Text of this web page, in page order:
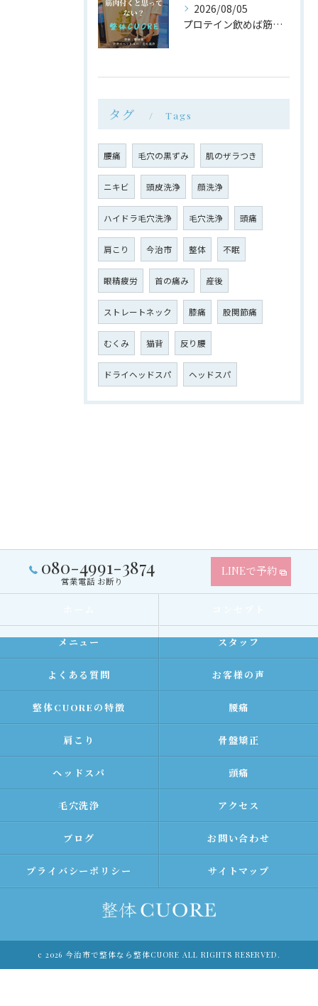
2026/08/05
プロテイン飲めば筋肉付く は大間違い
タグ Tags
腰痛 毛穴の黒ずみ 肌のザラつき
ニキビ 頭皮洗浄 顔洗浄
ハイドラ毛穴洗浄 毛穴洗浄 頭痛
肩こり 今治市 整体 不眠
眼精疲労 首の痛み 産後
ストレートネック 膝痛 股関節痛
むくみ 猫背 反り腰
ドライヘッドスパ ヘッドスパ
080-4991-3874
営業電話 お断り
LINEで予約
メニュー スタッフ
よくある質問 お客様の声
整体CUOREの特徴 腰痛
肩こり 骨盤矯正
ヘッドスパ 頭痛
毛穴洗浄 アクセス
ブログ お問い合わせ
プライバシーポリシー サイトマップ
c 2026 今治市で整体なら整体CUORE ALL RIGHTS RESERVED.